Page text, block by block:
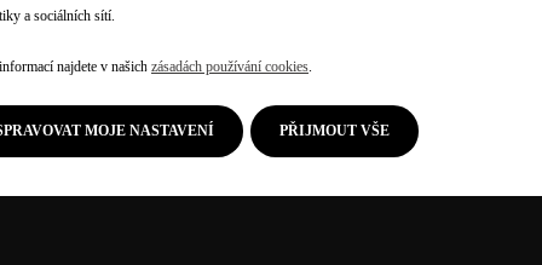
a sociálních sítí.
najdete v našich zásadách používání cookies.
SPRAVOVAT MOJE NASTAVENÍ PŘIJMOUT VŠE